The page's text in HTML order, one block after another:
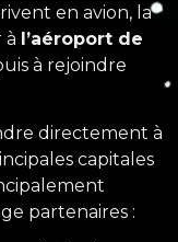
en avion, la
à l’aéroport de
à rejoindre
directement à
capitales
partenaires :